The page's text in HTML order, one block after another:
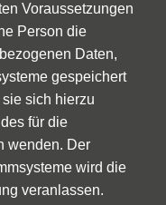
Voraussetzungen
Person die
Daten,
gespeichert
sich hierzu
für die
wenden. Der
wird die
veranlassen.